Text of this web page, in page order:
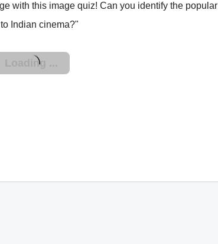
with this image quiz! Can you identify the popular
Indian cinema?"